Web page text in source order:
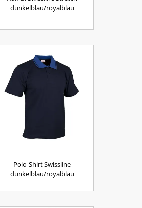
dunkelblau/royalblau
Polo-Shirt Swissline
dunkelblau/royalblau